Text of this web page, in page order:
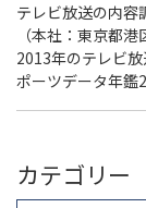
テレビ放送の内容
（本社：東京都
2013年のテレビ
ポーツデータ年
カテゴリー